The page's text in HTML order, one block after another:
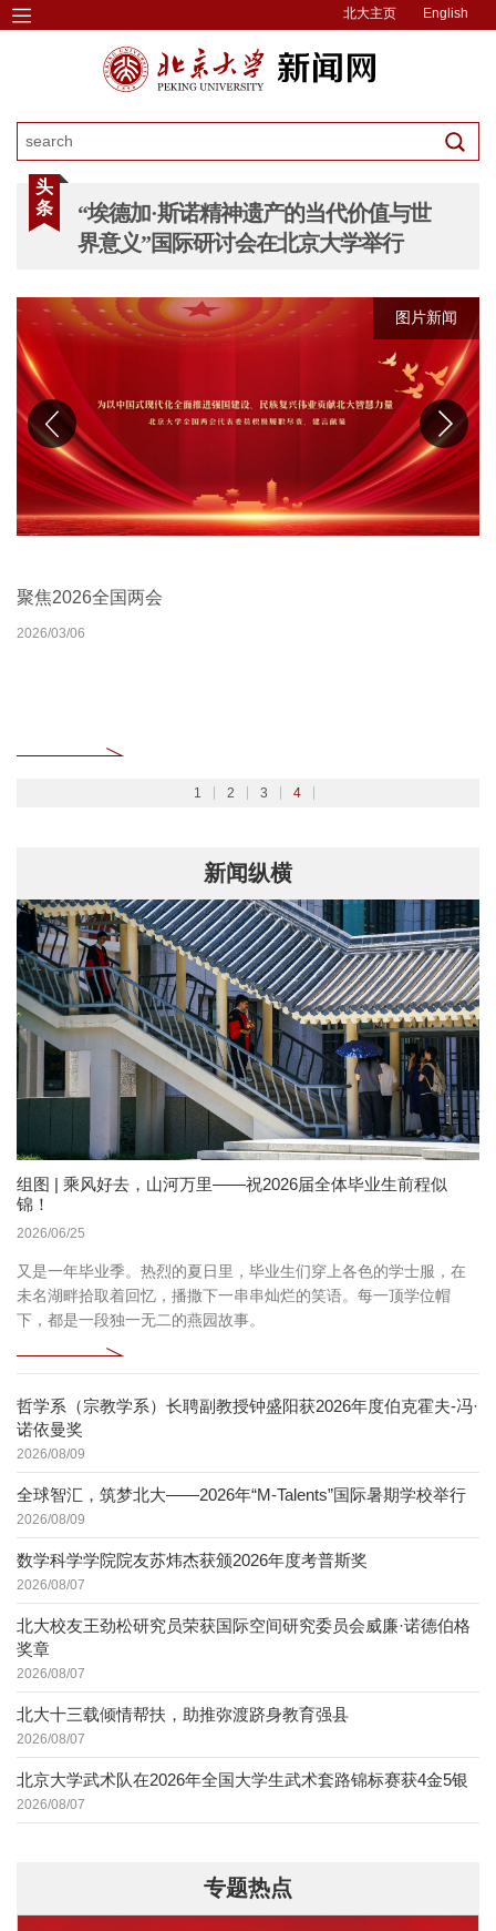
北大主页 English
头
条
“埃德加·斯诺精神遗产的当代价值与世
界意义”国际研讨会在北京大学举行
图片新闻
北京大学扎实开展树立和践行正确政绩观学习教育
2026/02/27
图片新闻
2026北京大学管理质效年
2026/03/30
图片新闻
北京大学深入学习贯彻党的二十届四中全会精神
2025/10/24
图片新闻
聚焦2026全国两会
2026/03/06
1 2 3 4
新闻纵横
组图 | 乘风好去，山河万里——祝2026届全体毕业生前程似
锦！
2026/06/25
又是一年毕业季。热烈的夏日里，毕业生们穿上各色的学士服，在
未名湖畔拾取着回忆，播撒下一串串灿烂的笑语。每一顶学位帽
下，都是一段独一无二的燕园故事。
哲学系（宗教学系）长聘副教授钟盛阳获2026年度伯克霍夫-冯·
诺依曼奖
2026/08/09
全球智汇，筑梦北大——2026年“M-Talents”国际暑期学校举行
2026/08/09
数学科学学院院友苏炜杰获颁2026年度考普斯奖
2026/08/07
北大校友王劲松研究员荣获国际空间研究委员会威廉·诺德伯格
奖章
2026/08/07
北大十三载倾情帮扶，助推弥渡跻身教育强县
2026/08/07
北京大学武术队在2026年全国大学生武术套路锦标赛获4金5银
2026/08/07
专题热点